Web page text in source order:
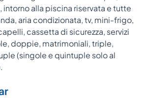
alla piscina riservata e tutte
aria condizionata, tv, mini-frigo,
cassetta di sicurezza, servizi
doppie, matrimoniali, triple,
(singole e quintuple solo al